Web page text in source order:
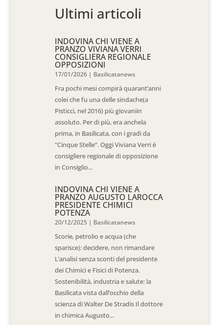
Ultimi articoli
INDOVINA CHI VIENE A
PRANZO VIVIANA VERRI
CONSIGLIERA REGIONALE
OPPOSIZIONI
17/01/2026 | Basilicatanews
Fra pochi mesi compirà quarant’anni
colei che fu una delle sindache(a
Pisticci, nel 2016) più giovaniin
assoluto. Per di più, era anchela
prima, in Basilicata, con i gradi da
“Cinque Stelle”. Oggi Viviana Verri è
consigliere regionale di opposizione
in Consiglio...
INDOVINA CHI VIENE A
PRANZO AUGUSTO LAROCCA
PRESIDENTE CHIMICI
POTENZA
20/12/2025 | Basilicatanews
Scorie, petrolio e acqua (che
sparisce): decidere, non rimandare
L’analisi senza sconti del presidente
dei Chimici e Fisici di Potenza.
Sostenibilità, industria e salute: la
Basilicata vista dall’occhio della
scienza di Walter De Stradis Il dottore
in chimica Augusto...